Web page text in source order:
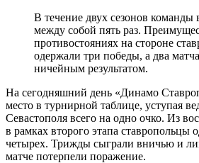
В течение двух сезонов команды
между собой пять раз.
противостояниях на стороне
одержали три победы, а два
ничейным результатом.
На сегодняшний день «Динамо
место в турнирной таблице, уступая
Севастополя всего на одно очко. Из
в рамках второго этапа ставропольцы
четырех. Трижды сыграли вничью и
матче потерпели поражение.